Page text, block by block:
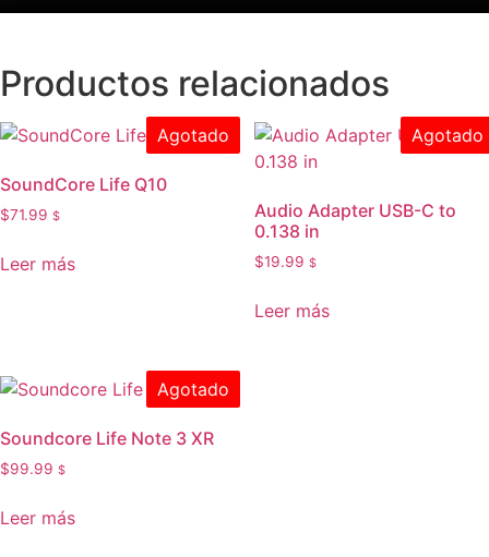
Productos relacionados
Agotado
SoundCore Life Q10
$71.99 $
Leer más
Agotado
Audio Adapter USB-C to
0.138 in
$19.99 $
Leer más
Agotado
Soundcore Life Note 3 XR
$99.99 $
Leer más